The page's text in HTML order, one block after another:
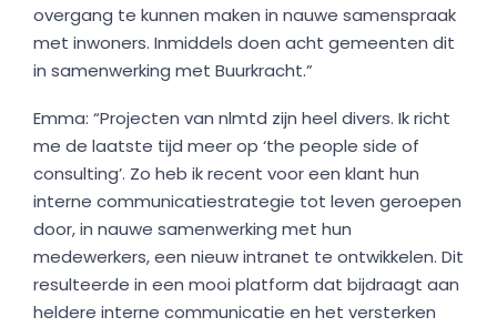
overgang te kunnen maken in nauwe samenspraak
met inwoners. Inmiddels doen acht gemeenten dit
in samenwerking met Buurkracht.”
Emma: “Projecten van nlmtd zijn heel divers. Ik richt
me de laatste tijd meer op ‘the people side of
consulting’. Zo heb ik recent voor een klant hun
interne communicatiestrategie tot leven geroepen
door, in nauwe samenwerking met hun
medewerkers, een nieuw intranet te ontwikkelen. Dit
resulteerde in een mooi platform dat bijdraagt aan
heldere interne communicatie en het versterken